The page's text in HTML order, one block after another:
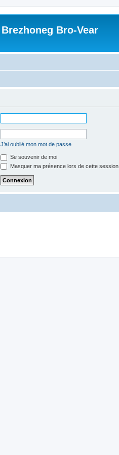
Brezhoneg Bro-Vear
J’ai oublié mon mot de passe
Se souvenir de moi
Masquer ma présence lors de cette session